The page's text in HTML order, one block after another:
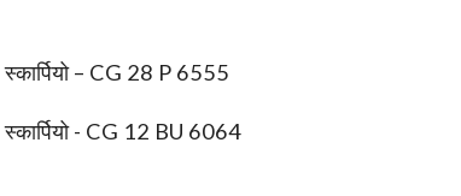
स्कार्पियो – CG 28 P 6555
स्कार्पियो - CG 12 BU 6064